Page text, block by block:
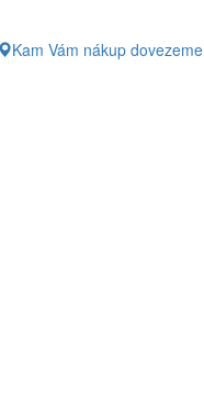
Kam Vám nákup dovezeme